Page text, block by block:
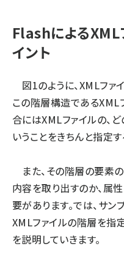
FlashによるXML
イント
図1のように、XMLファ
この階層構造である
合にはXMLファイルの、
いうことをきちんと指定
また、その階層の要素
内容を取り出すのか、属
要があります。では、サン
XMLファイルの階層を指
を説明していきます。